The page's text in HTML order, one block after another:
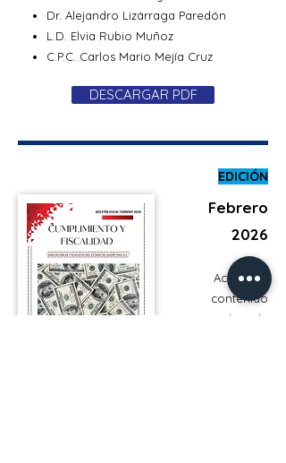
Dr. Alejandro Lizárraga Paredón
L.D. Elvia Rubio Muñoz
C.P.C. Carlos Mario Mejía Cruz
DESCARGAR PDF
EDICIÓN
Febrero
2026
Accede al
contenido
completo de